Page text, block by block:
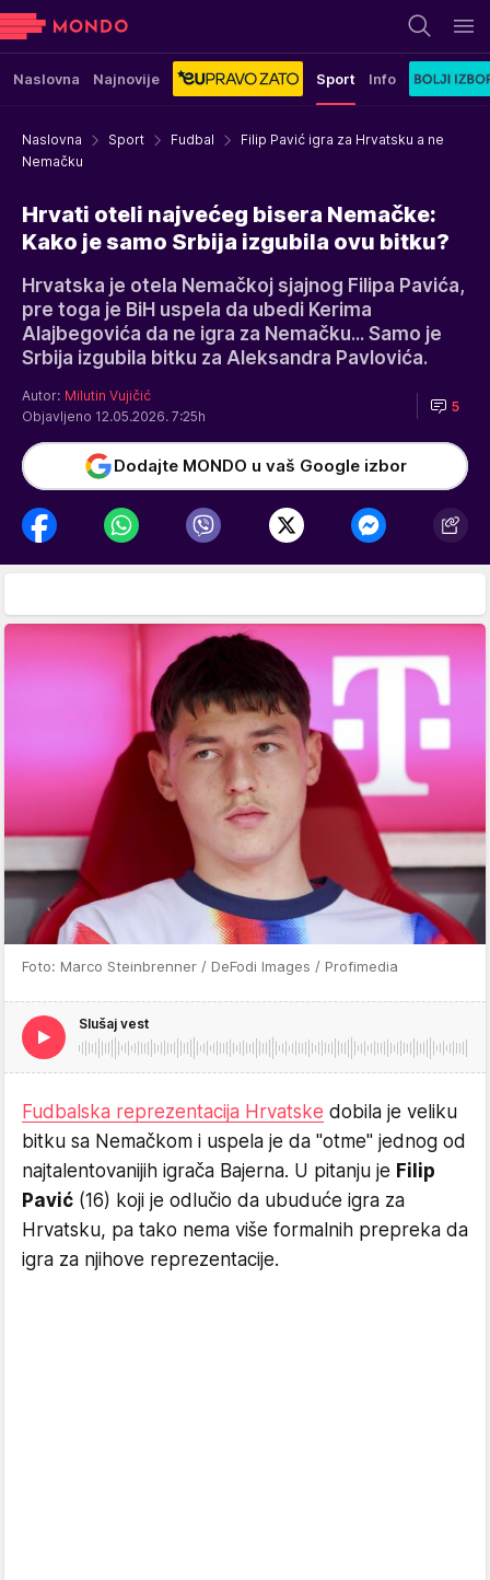
Naslovna Najnovije Sport Info
Naslovna Sport Fudbal
Filip Pavić igra za Hrvatsku a ne
Nemačku
Hrvati oteli najvećeg bisera Nemačke:
Kako je samo Srbija izgubila ovu bitku?
Hrvatska je otela Nemačkoj sjajnog Filipa Pavića,
pre toga je BiH uspela da ubedi Kerima
Alajbegovića da ne igra za Nemačku... Samo je
Srbija izgubila bitku za Aleksandra Pavlovića.
Autor: Milutin Vujičić
Objavljeno 12.05.2026. 7:25h
5
Dodajte MONDO u vaš Google izbor
Foto: Marco Steinbrenner / DeFodi Images / Profimedia
Slušaj vest
Fudbalska reprezentacija Hrvatske dobila je veliku
bitku sa Nemačkom i uspela je da "otme" jednog od
najtalentovanijih igrača Bajerna. U pitanju je Filip
Pavić (16) koji je odlučio da ubuduće igra za
Hrvatsku, pa tako nema više formalnih prepreka da
igra za njihove reprezentacije.